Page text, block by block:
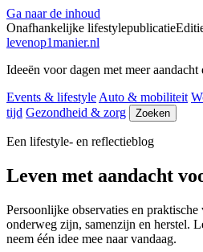
Ga naar de inhoud
Onafhankelijke lifestylepublicatie
levenop1manier.nl
Ideeën voor dagen met meer aandacht
Events & lifestyle Auto & mobiliteit
tijd Gezondheid & zorg Zoeken
Een lifestyle- en reflectieblog
Leven met aandacht
Persoonlijke observaties en
onderweg zijn, samenzijn en herstel.
neem één idee mee naar vandaag.